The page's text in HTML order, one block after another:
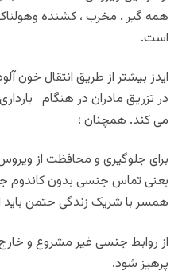
همه گیر ، مخرب ، کشنده
است.
ایدز بیشتر از طریق انتقال خون
در تزریق مادران در هنگام
می کند. همچنان ؛
برای جلوگیری و محافظت از ویروس
بعنی تماس جنسی بدون کاندوم
همسر با شریک ‌زندگی حتمن باید
از روابط جنسی غیر مشروع و
پرهیز شود.